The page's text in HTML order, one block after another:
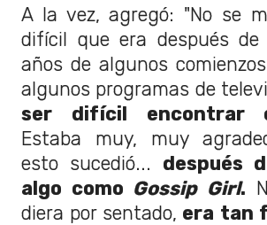
A la vez, agregó: "No se
difícil que era después de
años de algunos
algunos programas de
ser difícil encontrar
Estaba muy, muy
esto sucedió... después
algo como Gossip Girl.
diera por sentado, era tan